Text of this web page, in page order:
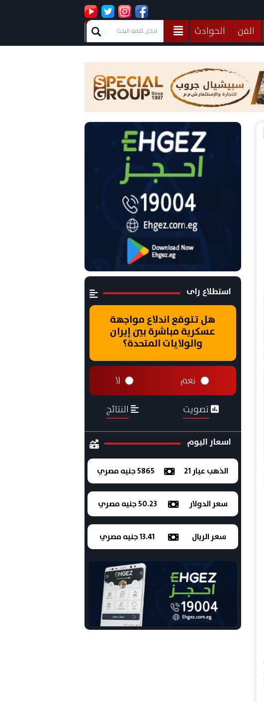
الفن
الحوادث
منوعات
استطلاع راى
هل تتوقع اندلاع مواجهة
عسكرية مباشرة بين إيران
والولايات المتحدة؟
نعم لا
تصويت النتائج
اسعار اليوم
الذهب عيار 21 5865 جنيه مصري
سعر الدولار 50.23 جنيه مصري
سعر الريال 13.41 جنيه مصري